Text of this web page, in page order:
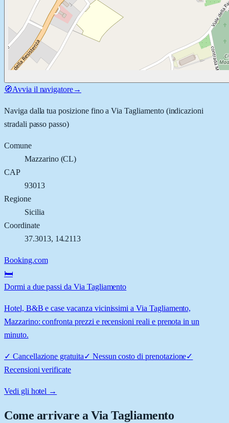
🧭Avvia il navigatore→
Naviga dalla tua posizione fino aVia Tagliamento(indicazioni
stradali passo passo)
Comune
Mazzarino(CL)
CAP
93013
Regione
Sicilia
Coordinate
37.3013, 14.2113
Booking.com
🛏️
Dormi a due passi da Via Tagliamento
Hotel, B&B e case vacanza vicinissimi a Via Tagliamento,
Mazzarino: confronta prezzi e recensioni reali e prenota in un
minuto.
✓ Cancellazione gratuita✓ Nessun costo di prenotazione✓
Recensioni verificate
Vedi gli hotel →
Come arrivare aVia Tagliamento